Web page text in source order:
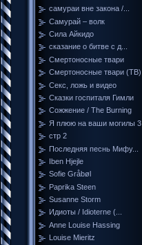
самураи вне закона /...
Самурай – волк
Сила Айкидо
сказание о битве с д...
Смертоносные твари
Смертоносные твари (ТВ)
Секс, ложь и видео
Сказки госпиталя Гимли
Сожжение / The Burning
Я плюю на ваши могилы 3
стр 2
Последняя песнь Мифу...
Iben Hjejle
Sofie Gråbøl
Paprika Steen
Susanne Storm
Идиоты / Idioterne (...
Anne Louise Hassing
Louise Mieritz